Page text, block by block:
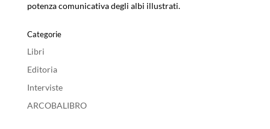
potenza comunicativa degli albi illustrati.
Categorie
Libri
Editoria
Interviste
ARCOBALIBRO